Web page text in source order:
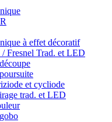
à effet décoratif
/ Fresnel Trad. et LED
et cycliode
trad. et LED